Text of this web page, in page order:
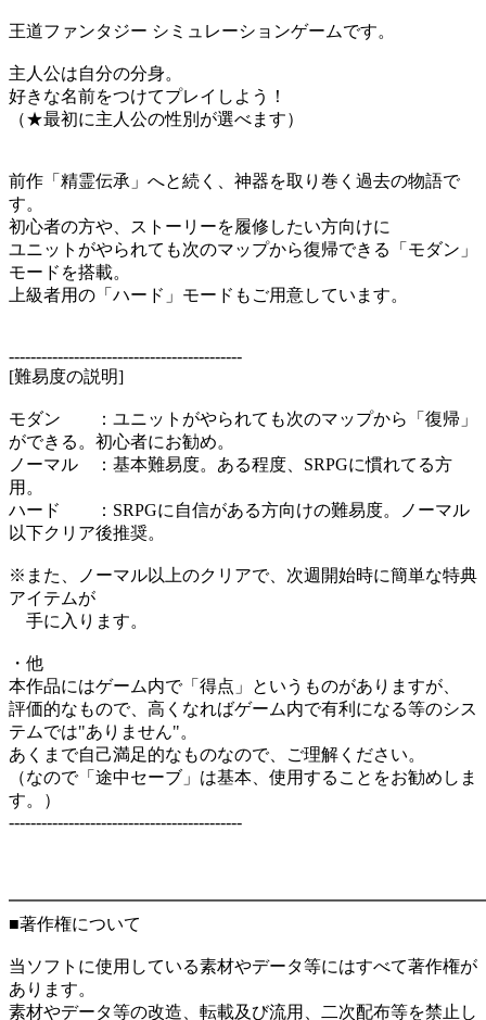
王道ファンタジー シミュレーションゲームです。
主人公は自分の分身。
好きな名前をつけてプレイしよう！
​（★最初に主人公の性別が選べます）
前作「精霊伝承」へと続く、神器を取り巻く過去の物語で
す。
初心者の方や、ストーリーを履修したい方向けに
ユニットがやられても次のマップから復帰できる「モダン」
モードを搭載。
上級者用の​「ハード」モードもご用意しています。
-------------------------------------------
[難易度の説明]
モダン ：ユニットがやられても次のマップから「復帰」
ができる。初心者にお勧め。
ノーマル ：基本難易度。ある程度、SRPGに慣れてる方
用。
ハード ：SRPGに自信がある方向けの難易度。ノーマル
以下クリア後推奨。
※また、ノーマル以上のクリアで、次週開始時に簡単な特典
アイテムが
手に入ります。
・他
本作品にはゲーム内で「得点」というものがありますが、
評価的なもので、高くなればゲーム内で有利になる等のシス
テムでは"ありません"。
あくまで自己満足的なものなので、ご理解ください。
（なので「途中セーブ」は基本、使用することをお勧めしま
す。）
-------------------------------------------
■著作権について
当ソフトに使用している素材やデータ等にはすべて著作権が
あります。
素材やデータ等の改造、転載及び流用、二次配布等を禁止し